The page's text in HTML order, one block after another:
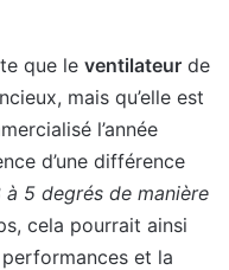
que le ventilateur de
mais qu’elle est
l’année
d’une différence
5 degrés de manière
cela pourrait ainsi
et la